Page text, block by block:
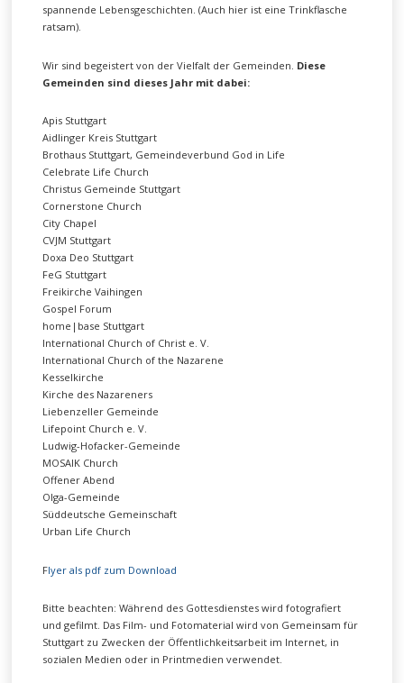
Video Einladung zum gemeinsamen Gottesdienst
spannende Lebensgeschichten. (Auch hier ist eine Trinkflasche
ratsam).
Wir sind begeistert von der Vielfalt der Gemeinden. Diese
Gemeinden sind dieses Jahr mit dabei:
Apis Stuttgart
Aidlinger Kreis Stuttgart
Brothaus Stuttgart, Gemeindeverbund God in Life
Celebrate Life Church
Christus Gemeinde Stuttgart
Cornerstone Church
City Chapel
CVJM Stuttgart
Doxa Deo Stuttgart
FeG Stuttgart
Freikirche Vaihingen
Gospel Forum
home|base Stuttgart
International Church of Christ e. V.
International Church of the Nazarene
Kesselkirche
Kirche des Nazareners
Liebenzeller Gemeinde
Lifepoint Church e. V.
Ludwig-Hofacker-Gemeinde
MOSAIK Church
Offener Abend
Olga-Gemeinde
Süddeutsche Gemeinschaft
Urban Life Church
Flyer als pdf zum Download
Bitte beachten: Während des Gottesdienstes wird fotografiert
und gefilmt. Das Film- und Fotomaterial wird von Gemeinsam für
Stuttgart zu Zwecken der Öffentlichkeitsarbeit im Internet, in
sozialen Medien oder in Printmedien verwendet.